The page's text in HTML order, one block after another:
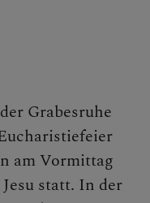
Grabesruhe
am Vormittag
statt. In der